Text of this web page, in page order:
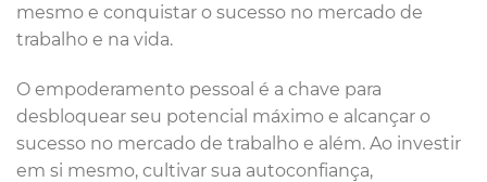
mesmo e conquistar o sucesso no mercado de
trabalho e na vida.
O empoderamento pessoal é a chave para
desbloquear seu potencial máximo e alcançar o
sucesso no mercado de trabalho e além. Ao investir
em si mesmo, cultivar sua autoconfiança,